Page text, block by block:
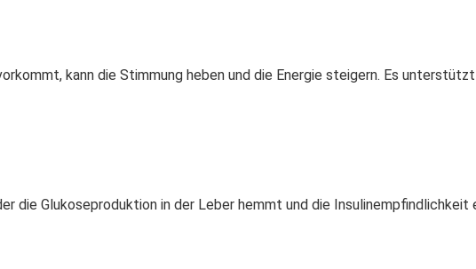
kann die Stimmung heben und die Energie steigern. Es
die Glukoseproduktion in der Leber hemmt und die